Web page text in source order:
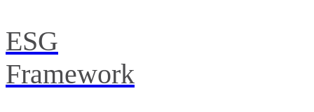
ESG
Framework